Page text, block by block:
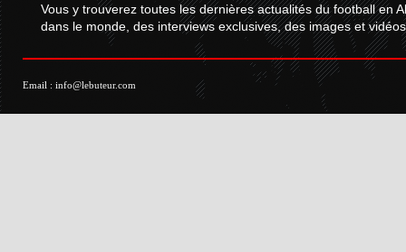
Vous y trouverez toutes les dernières actualités du football en
dans le monde, des interviews exclusives, des images et
Email : info@lebuteur.com